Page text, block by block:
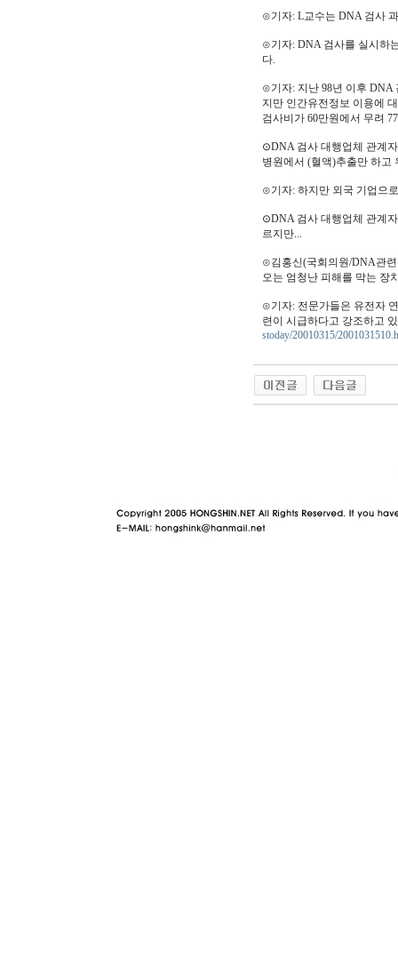
⊙기자: L교수는 DNA 검사
⊙기자: DNA 검사를 실시하
다.
⊙기자: 지난 98년 이후 DNA
지만 인간유전정보 이용에
검사비가 60만원에서 무려
⊙DNA 검사 대행업체 관계
병원에서 (혈액)추출만 하고
⊙기자: 하지만 외국 기업으
⊙DNA 검사 대행업체 관계
르지만...
⊙김홍신(국회의원/DNA관
오는 엄청난 피해를 막는 장
⊙기자: 전문가들은 유전자
련이 시급하다고 강조하고
stoday/20010315/